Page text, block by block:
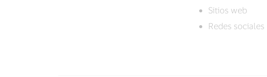
Sitios web
Redes sociales